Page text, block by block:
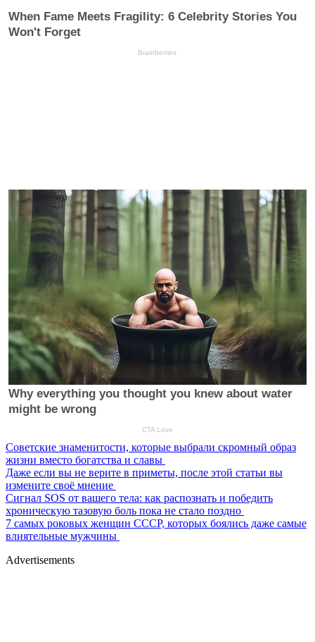
Советские знаменитости, которые выбрали скромный образ
жизни вместо богатства и славы
Даже если вы не верите в приметы, после этой статьи вы
измените своё мнение
Сигнал SOS от вашего тела: как распознать и победить
хроническую тазовую боль пока не стало поздно
7 самых роковых женщин СССР, которых боялись даже самые
влиятельные мужчины
Advertisements